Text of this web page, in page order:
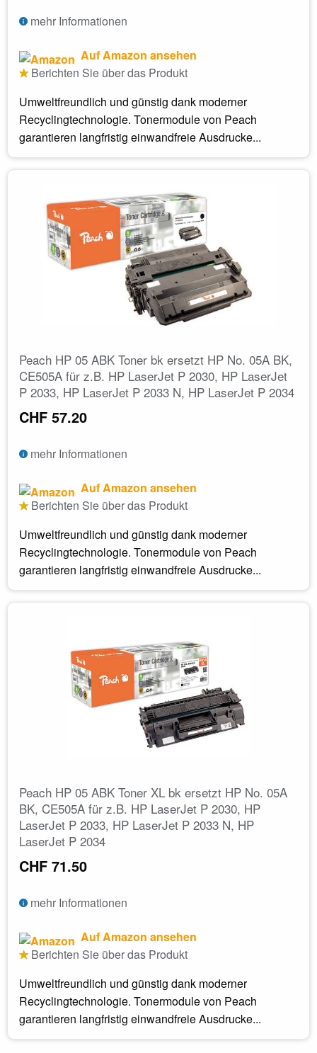
mehr Informationen
Auf Amazon ansehen
Berichten Sie über das Produkt
Umweltfreundlich und günstig dank moderner
Recyclingtechnologie. Tonermodule von Peach
garantieren langfristig einwandfreie Ausdrucke...
Peach HP 05 ABK Toner bk ersetzt HP No. 05A BK,
CE505A für z.B. HP LaserJet P 2030, HP LaserJet
P 2033, HP LaserJet P 2033 N, HP LaserJet P 2034
CHF 57.20
mehr Informationen
Auf Amazon ansehen
Berichten Sie über das Produkt
Umweltfreundlich und günstig dank moderner
Recyclingtechnologie. Tonermodule von Peach
garantieren langfristig einwandfreie Ausdrucke...
Peach HP 05 ABK Toner XL bk ersetzt HP No. 05A
BK, CE505A für z.B. HP LaserJet P 2030, HP
LaserJet P 2033, HP LaserJet P 2033 N, HP
LaserJet P 2034
CHF 71.50
mehr Informationen
Auf Amazon ansehen
Berichten Sie über das Produkt
Umweltfreundlich und günstig dank moderner
Recyclingtechnologie. Tonermodule von Peach
garantieren langfristig einwandfreie Ausdrucke...